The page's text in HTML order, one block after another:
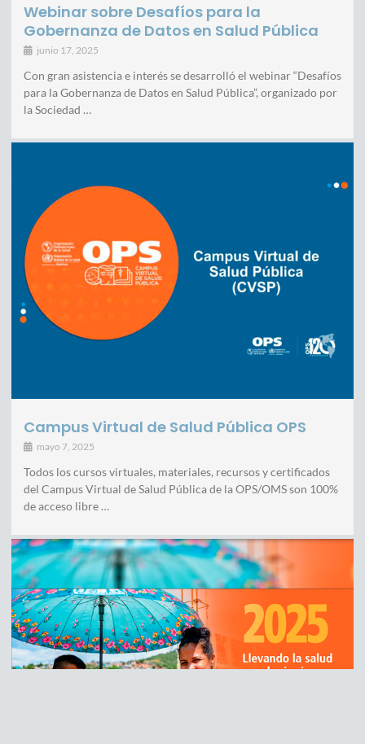
Webinar sobre Desafíos para la
Gobernanza de Datos en Salud Pública
junio 17, 2025
Con gran asistencia e interés se desarrolló el webinar “Desafíos
para la Gobernanza de Datos en Salud Pública”, organizado por
la Sociedad …
Campus Virtual de Salud Pública OPS
mayo 7, 2025
Todos los cursos virtuales, materiales, recursos y certificados
del Campus Virtual de Salud Pública de la OPS/OMS son 100%
de acceso libre …